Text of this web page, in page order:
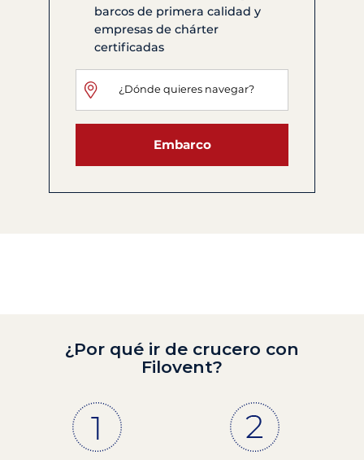
barcos de primera calidad y
empresas de chárter
certificadas
Embarco
¿Por qué ir de crucero con
Filovent?